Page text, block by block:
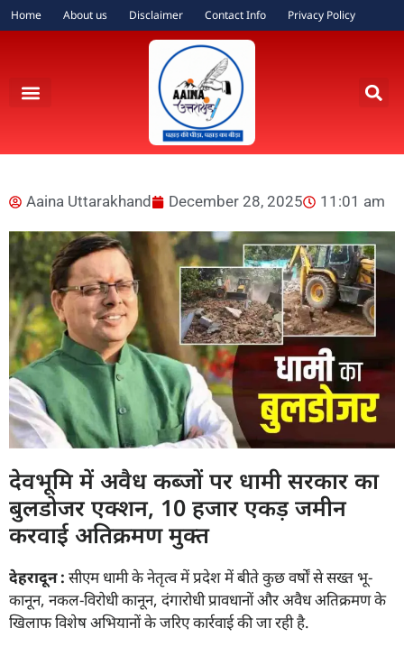
Home About us Disclaimer Contact Info Privacy Policy
Aaina Uttarakhand December 28, 2025 11:01 am
देवभूमि में अवैध कब्जों पर धामी सरकार का
बुलडोजर एक्शन, 10 हजार एकड़ जमीन
करवाई अतिक्रमण मुक्त
देहरादून: सीएम धामी के नेतृत्व में प्रदेश में बीते कुछ वर्षों से सख्त भू-
कानून, नकल-विरोधी कानून, दंगारोधी प्रावधानों और अवैध अतिक्रमण के
खिलाफ विशेष अभियानों के जरिए कार्रवाई की जा रही है.